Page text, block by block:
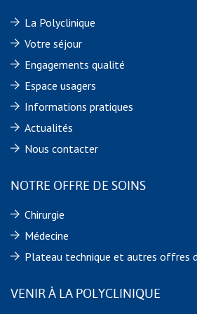
La Polyclinique
Votre séjour
Engagements qualité
Espace usagers
Informations pratiques
Actualités
Nous contacter
NOTRE OFFRE DE SOINS
Chirurgie
Médecine
Plateau technique et autres offres
VENIR À LA POLYCLINIQUE